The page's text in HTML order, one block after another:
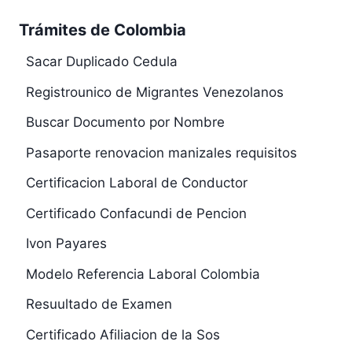
Trámites de Colombia
Sacar Duplicado Cedula
Registrounico de Migrantes Venezolanos
Buscar Documento por Nombre
Pasaporte renovacion manizales requisitos
Certificacion Laboral de Conductor
Certificado Confacundi de Pencion
Ivon Payares
Modelo Referencia Laboral Colombia
Resuultado de Examen
Certificado Afiliacion de la Sos